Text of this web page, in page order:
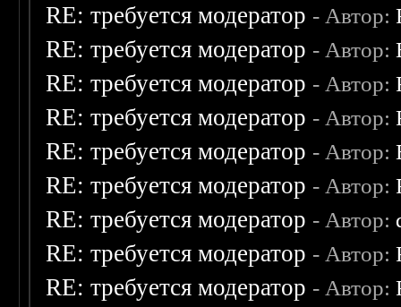
RE: требуется модератор - Автор:
RE: требуется модератор - Автор:
RE: требуется модератор - Автор:
RE: требуется модератор - Автор:
RE: требуется модератор - Автор:
RE: требуется модератор - Автор:
RE: требуется модератор - Автор:
RE: требуется модератор - Автор:
RE: требуется модератор - Автор: